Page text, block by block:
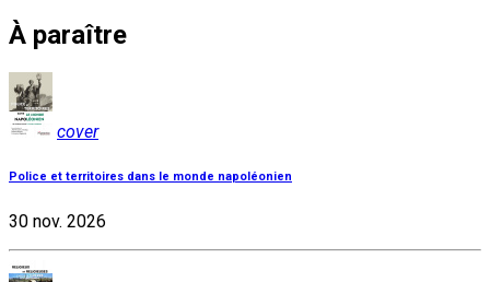
À paraître
cover
Police et territoires dans le monde napoléonien
30 nov. 2026